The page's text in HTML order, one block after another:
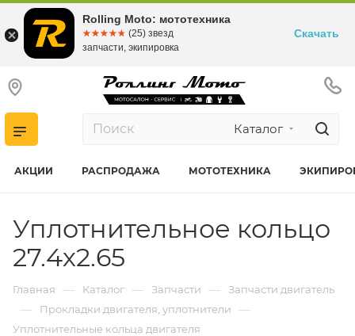
Каталог
АКЦИИ РАСПРОДАЖА МОТОТЕХНИКА
Уплотнительное кольцо
27.4х2.65
Главная — Каталог — Запчасти — Запчасти двигатель
— Прокладки двигателя, уплотнители —
Уплотнительные кольца двигателя
Rolling Moto: мототехника
☆☆☆☆☆
★★★★★ (25) звезд
запчасти, экипировка
Скачать